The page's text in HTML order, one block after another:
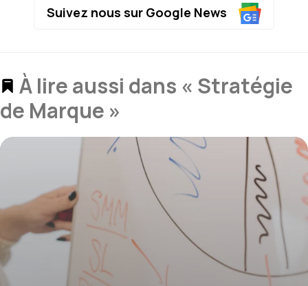
Suivez nous sur Google News
À lire aussi dans « Stratégie
de Marque »